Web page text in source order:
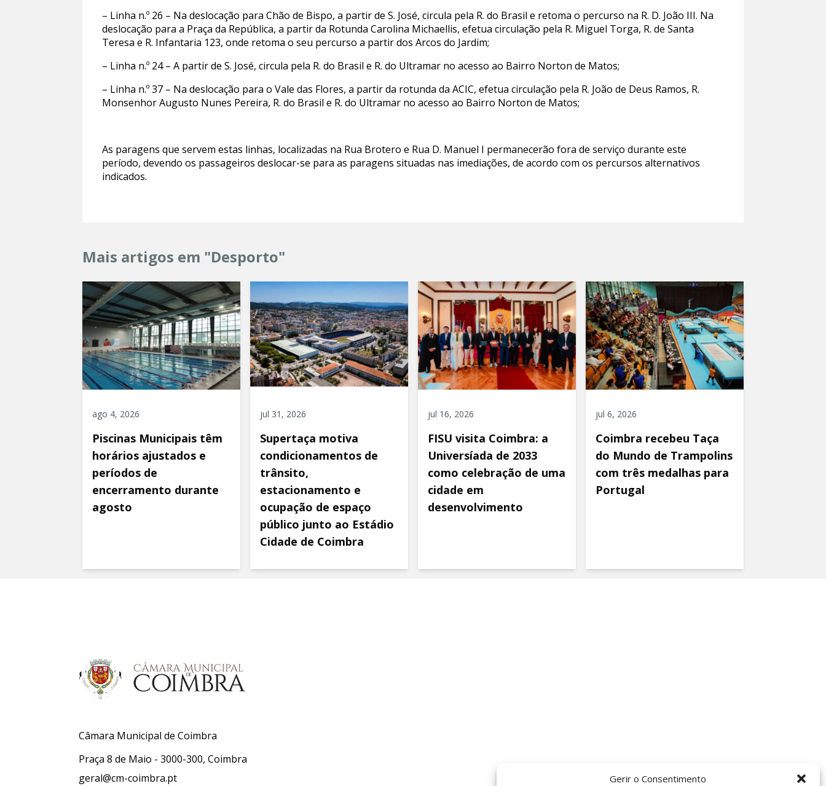
Gerir o Consentimento
– Linha n.º 26 – Na deslocação para Chão de Bispo, a partir de S. José, circula pela R. do Brasil e retoma o percurso na R. D. João III. Na
deslocação para a Praça da República, a partir da Rotunda Carolina Michaellis, efetua circulação pela R. Miguel Torga, R. de Santa
Teresa e R. Infantaria 123, onde retoma o seu percurso a partir dos Arcos do Jardim;
– Linha n.º 24 – A partir de S. José, circula pela R. do Brasil e R. do Ultramar no acesso ao Bairro Norton de Matos;
– Linha n.º 37 – Na deslocação para o Vale das Flores, a partir da rotunda da ACIC, efetua circulação pela R. João de Deus Ramos, R.
Monsenhor Augusto Nunes Pereira, R. do Brasil e R. do Ultramar no acesso ao Bairro Norton de Matos;
As paragens que servem estas linhas, localizadas na Rua Brotero e Rua D. Manuel I permanecerão fora de serviço durante este
período, devendo os passageiros deslocar-se para as paragens situadas nas imediações, de acordo com os percursos alternativos
indicados.
Mais artigos em "Desporto"
ago 4, 2026
Piscinas Municipais têm
horários ajustados e
períodos de
encerramento durante
agosto
jul 31, 2026
Supertaça motiva
condicionamentos de
trânsito,
estacionamento e
ocupação de espaço
público junto ao Estádio
Cidade de Coimbra
jul 16, 2026
FISU visita Coimbra: a
Universíada de 2033
como celebração de uma
cidade em
desenvolvimento
jul 6, 2026
Coimbra recebeu Taça
do Mundo de Trampolins
com três medalhas para
Portugal
Câmara Municipal de Coimbra
Praça 8 de Maio - 3000-300, Coimbra
geral@cm-coimbra.pt